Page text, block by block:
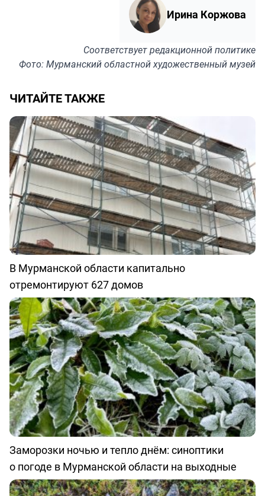
Ирина Коржова
Соответствуетредакционной политике
Фото: Мурманский областной художественный музей
ЧИТАЙТЕ ТАКЖЕ
В Мурманской области капитально
отремонтируют 627 домов
Заморозки ночью и тепло днём: синоптики
о погоде в Мурманской области на выходные